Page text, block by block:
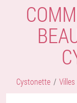
Cystonette Villes